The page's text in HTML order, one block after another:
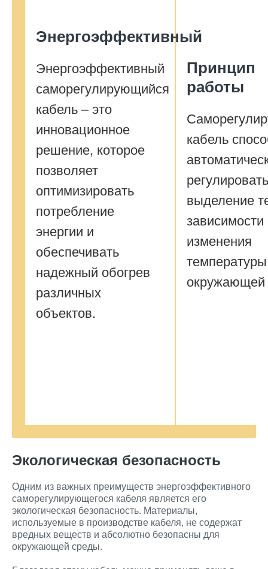
Энергоэффективный
Энергоэффективный
саморегулирующийся
кабель – это
инновационное
решение, которое
позволяет
оптимизировать
потребление
энергии и
обеспечивать
надежный обогрев
различных
объектов.
Принцип
работы
кабель
регулировать
выделение
зависимости
изменения
температуры
Экологическая безопасность
Одним из важных преимуществ энергоэффективного
саморегулирующегося кабеля является его
экологическая безопасность. Материалы,
используемые в производстве кабеля, не содержат
вредных веществ и абсолютно безопасны для
окружающей среды.